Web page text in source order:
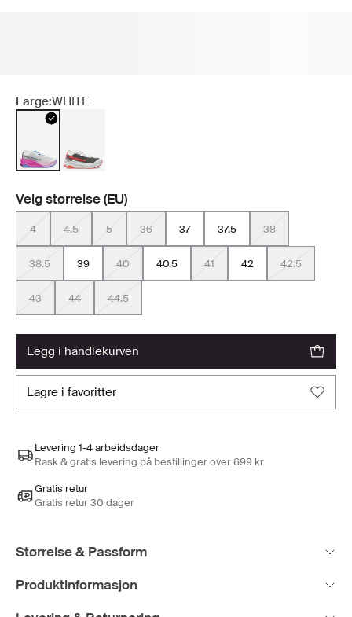
Farge:WHITE
Velg størrelse (EU)
4 4.5 5 36 37 37.5 38
38.5 39 40 40.5 41 42 42.5
43 44 44.5
legg i handlekurven
lagre i favoritter
Levering 1-4 arbeidsdager
Rask & gratis levering på bestillinger over 699 kr
Gratis retur
Gratis retur 30 dager
Størrelse & Passform
Produktinformasjon